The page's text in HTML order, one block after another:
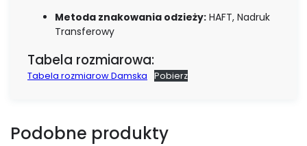
Metoda znakowania odzieży: HAFT, Nadruk
Transferowy
Tabela rozmiarowa:
Tabela rozmiarow Damska Pobierz
Podobne produkty